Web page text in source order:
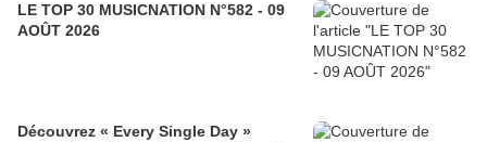
LE TOP 30 MUSICNATION N°582 - 09
AOÛT 2026
Découvrez « Every Single Day »